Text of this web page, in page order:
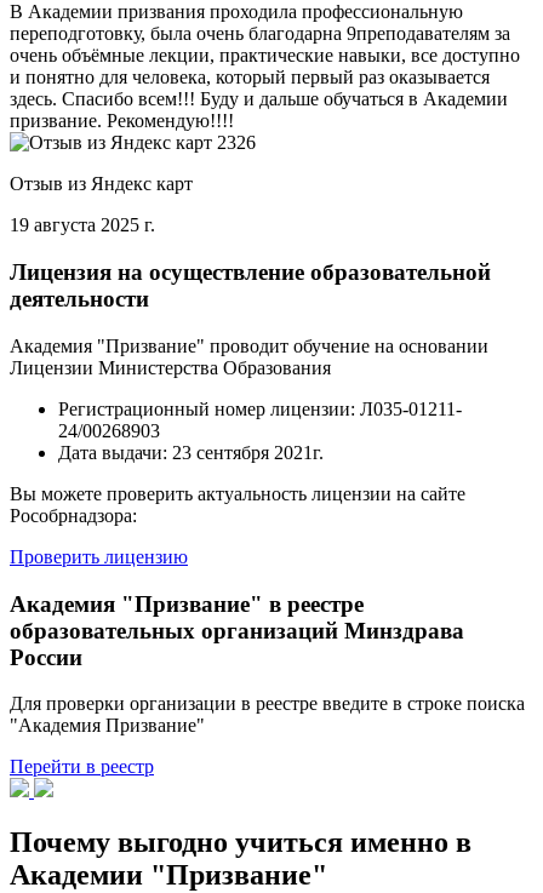
В Академии призвания проходила профессиональную
переподготовку, была очень благодарна 9преподавателям за
очень объёмные лекции, практические навыки, все доступно
и понятно для человека, который первый раз оказывается
здесь. Спасибо всем!!! Буду и дальше обучаться в Академии
призвание. Рекомендую!!!!
Отзыв из Яндекс карт
19 августа 2025 г.
Лицензия на осуществление образовательной
деятельности
Академия "Призвание" проводит обучение на основании
Лицензии Министерства Образования
Регистрационный номер лицензии: Л035-01211-
24/00268903
Дата выдачи: 23 сентября 2021г.
Вы можете проверить актуальность лицензии на сайте
Рособрнадзора:
Проверить лицензию
Академия "Призвание" в реестре
образовательных организаций Минздрава
России
Для проверки организации в реестре введите в строке поиска
"Академия Призвание"
Перейти в реестр
Почему выгодно учиться именно в
Академии "Призвание"